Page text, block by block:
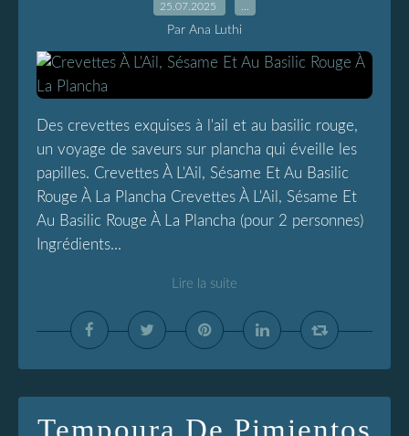
25.07.2025
Par Ana Luthi
Des crevettes exquises à l'ail et au basilic rouge,
un voyage de saveurs sur plancha qui éveille les
papilles. Crevettes À L'Ail, Sésame Et Au Basilic
Rouge À La Plancha Crevettes À L'Ail, Sésame Et
Au Basilic Rouge À La Plancha (pour 2 personnes)
Ingrédients...
Lire la suite